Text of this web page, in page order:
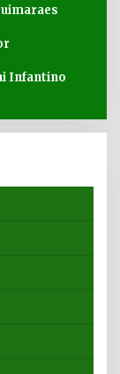
Infantino